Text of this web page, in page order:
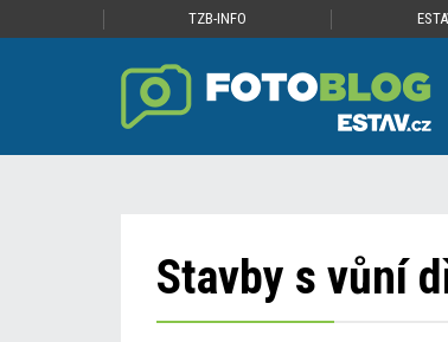
TZB-INFO
Stavby s vůní